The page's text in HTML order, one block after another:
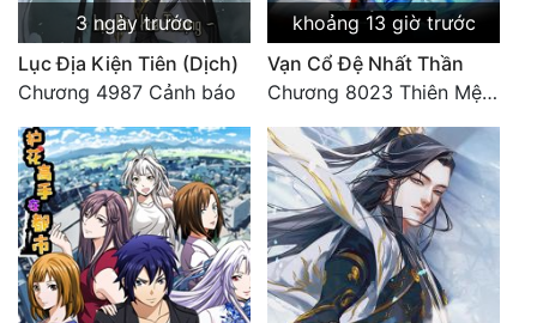
Truyện Nữ
Vô Địch Lưu
Xây Dựng Thế Lực
Đam Mỹ
Đẹp
Đẹp Hiệp
Tính Cách Nhân Vật :
3 ngày trước
Lục Địa Kiện Tiên (Dịch)
Chương 4987 Cảnh báo
khoảng 13 giờ trước
Vạn Cổ Đệ Nhất Thần
Chương 8023 Thiên Mệnh cương đồ